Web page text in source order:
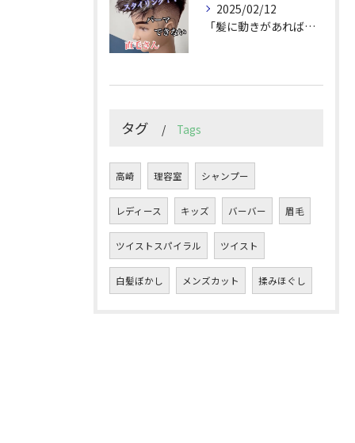
2025/02/12
「髪に動きがあれば印象は変わる！」
タグ Tags
高崎 理容室 シャンプー
レディース キッズ バーバー 眉毛
ツイストスパイラル ツイスト
白髪ぼかし メンズカット 揉みほぐし